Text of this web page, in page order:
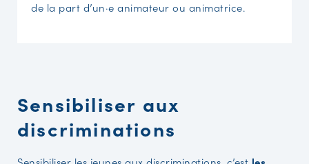
de la part d’un·e animateur ou animatrice.
Sensibiliser aux
discriminations